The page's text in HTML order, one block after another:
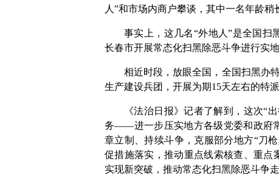
人”和市场内商户攀谈，其中一名年龄稍
事实上，这几名“外地人”是全国扫
长春市开展常态化扫黑除恶斗争进行实地
相近时段，放眼全国，全国扫黑办
生产建设兵团，开展为期15天左右的特派
《法治日报》记者了解到，这次“
务——进一步压实地方各级党委和政府
章立制、持续斗争，克服部分地方“刀
促措施落实，推动重点线索核查、重点
实现新突破，推动常态化扫黑除恶斗争走